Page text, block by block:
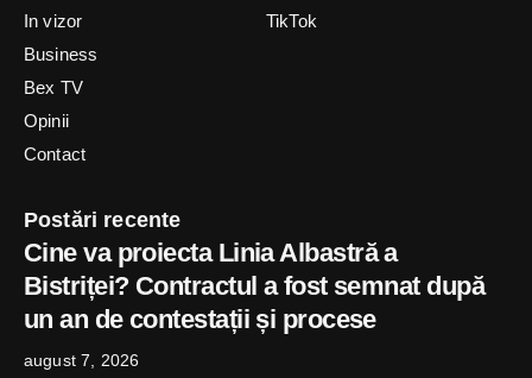
In vizor
Business
Bex TV
Opinii
Contact
TikTok
Postări recente
Cine va proiecta Linia Albastră a
Bistriței? Contractul a fost semnat după
un an de contestații și procese
august 7, 2026